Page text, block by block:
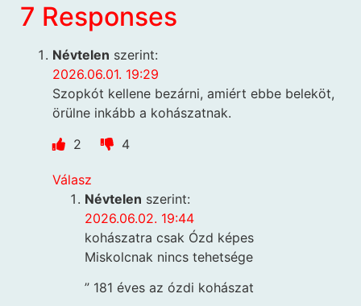
7 Responses
Névtelen szerint:
2026.06.01. 19:29
Szopkót kellene bezárni, amiért ebbe beleköt,
örülne inkább a kohászatnak.
2
4
Válasz
Névtelen szerint:
2026.06.02. 19:44
kohászatra csak Ózd képes
Miskolcnak nincs tehetsége
” 181 éves az ózdi kohászat